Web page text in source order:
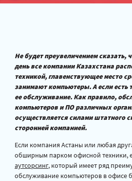
Не будет преувеличением сказать,
день все компании Казахстана
техникой, главенствующее место
занимают компьютеры. А если есть
ее обслуживание. Как правило,
компьютеров и ПО различных
осуществляется силами штатного
сторонней компанией.
Если компания Астаны или любая
обширным парком офисной техники,
аутсорсинг, который имеет ряд
обслуживание компьютеров в офисе